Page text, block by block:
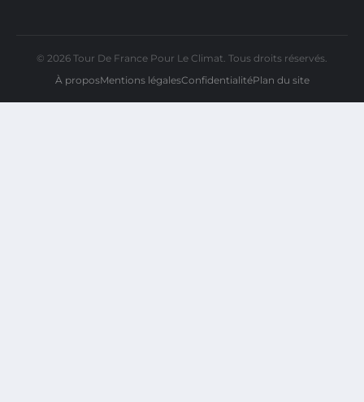
© 2026 Tour De France Pour Le Climat. Tous droits réservés.
À proposMentions légalesConfidentialitéPlan du site